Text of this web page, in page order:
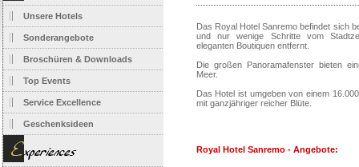
Unsere Hotels
Sonderangebote
Broschüren & Downloads
Top Events
Service Excellence
Geschenksideen
Das Royal Hotel Sanremo befindet sich
und nur wenige Schritte vom
eleganten Boutiquen entfernt.
Die großen Panoramafenster bieten
Meer.
Das Hotel ist umgeben von einem
mit ganzjähriger reicher Blüte.
Royal Hotel Sanremo - Angebote: